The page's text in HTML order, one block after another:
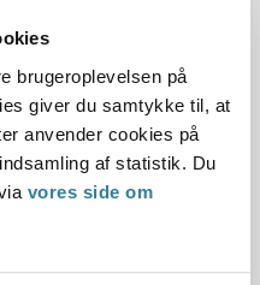
brugeroplevelsen på
giver du samtykke til, at
anvender cookies på
af statistik. Du
vores side om